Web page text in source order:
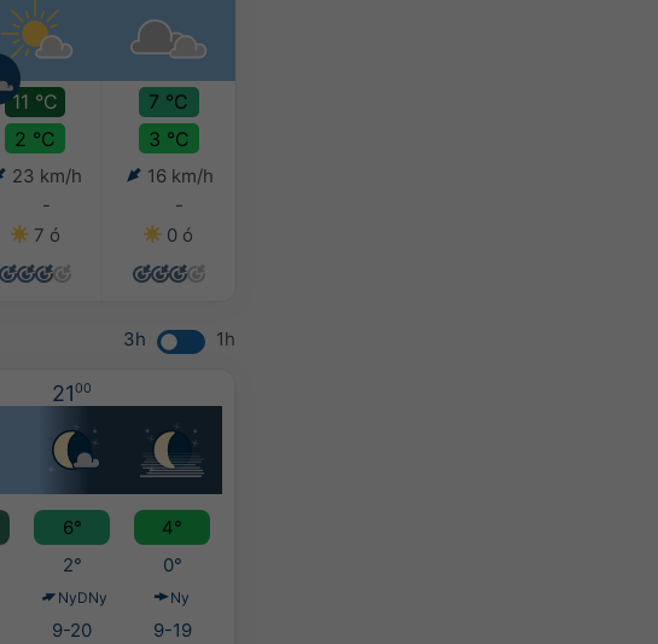
11 °C
2 °C
23 km/h
-
7 ó
7 °C
3 °C
16 km/h
-
0 ó
3h 1h
2100
6°
4°
2° 0°
NyDNy Ny
9-20
9-19